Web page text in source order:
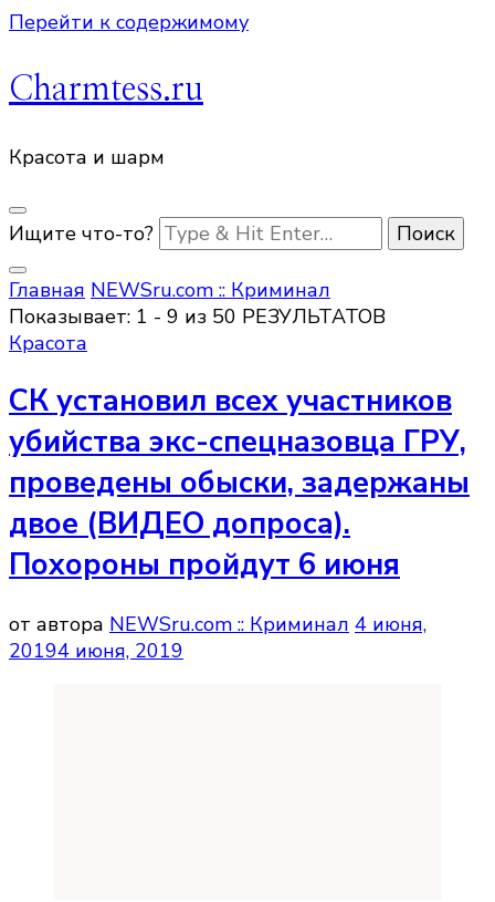
Перейти к содержимому
Charmtess.ru
Красота и шарм
Ищите что-то?
Главная NEWSru.com :: Криминал
Показывает: 1 - 9 из 50 РЕЗУЛЬТАТОВ
Красота
СК установил всех участников
убийства экс-спецназовца ГРУ,
проведены обыски, задержаны
двое (ВИДЕО допроса).
Похороны пройдут 6 июня
от автора NEWSru.com :: Криминал 4 июня,
20194 июня, 2019